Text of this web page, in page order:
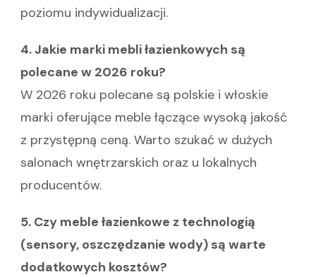
poziomu indywidualizacji.
4. Jakie marki mebli łazienkowych są
polecane w 2026 roku?
W 2026 roku polecane są polskie i włoskie
marki oferujące meble łączące wysoką jakość
z przystępną ceną. Warto szukać w dużych
salonach wnętrzarskich oraz u lokalnych
producentów.
5. Czy meble łazienkowe z technologią
(sensory, oszczędzanie wody) są warte
dodatkowych kosztów?